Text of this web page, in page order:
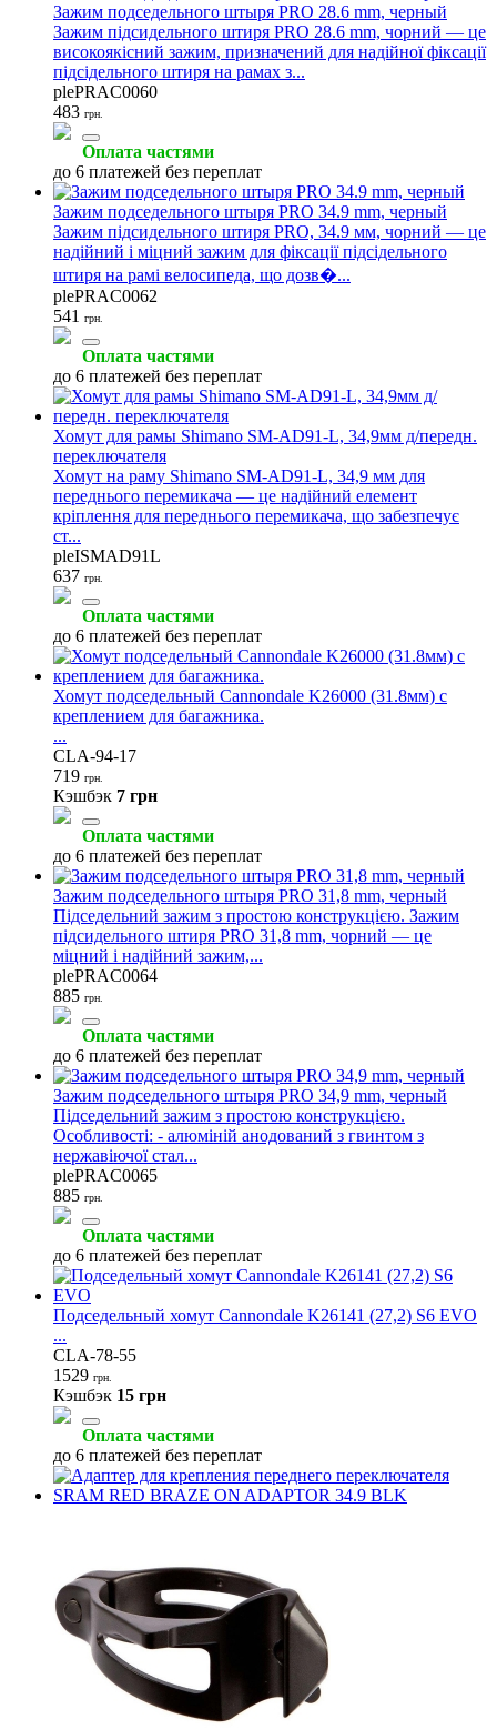
Зажим подседельного штыря PRO 28.6 mm, черный
Зажим підсидельного штиря PRO 28.6 mm, чорний — це
високоякісний зажим, призначений для надійної фіксації
підсідельного штиря на рамах з...
plePRAC0060
483 грн.
Оплата частями
до 6 платежей без переплат
Зажим подседельного штыря PRO 34.9 mm, черный
Зажим підсидельного штиря PRO, 34.9 мм, чорний — це
надійний і міцний зажим для фіксації підсідельного
штиря на рамі велосипеда, що дозв�...
plePRAC0062
541
грн.
Оплата частями
до 6 платежей без переплат
Хомут для рамы Shimano SM-AD91-L, 34,9мм д/передн.
переключателя
Хомут на раму Shimano SM-AD91-L, 34,9 мм для
переднього перемикача — це надійний елемент
кріплення для переднього перемикача, що забезпечує
ст...
pleISMAD91L
637 грн.
Оплата частями
до 6 платежей без переплат
Хомут подседельный Cannondale K26000 (31.8мм) с
креплением для багажника.
...
CLA-94-17
719 грн.
Кэшбэк 7 грн
Оплата частями
до 6 платежей без переплат
Зажим подседельного штыря PRO 31,8 mm, черный
Підседельний зажим з простою конструкцією. Зажим
підсидельного штиря PRO 31,8 mm, чорний — це
міцний і надійний зажим,...
plePRAC0064
885 грн.
Оплата частями
до 6 платежей без переплат
Зажим подседельного штыря PRO 34,9 mm, черный
Підседельний зажим з простою конструкцією.
Особливості: - алюміній анодований з гвинтом з
нержавіючої стал...
plePRAC0065
885 грн.
Оплата частями
до 6 платежей без переплат
Подседельный хомут Cannondale K26141 (27,2) S6 EVO
...
CLA-78-55
1529 грн.
Кэшбэк 15 грн
Оплата частями
до 6 платежей без переплат